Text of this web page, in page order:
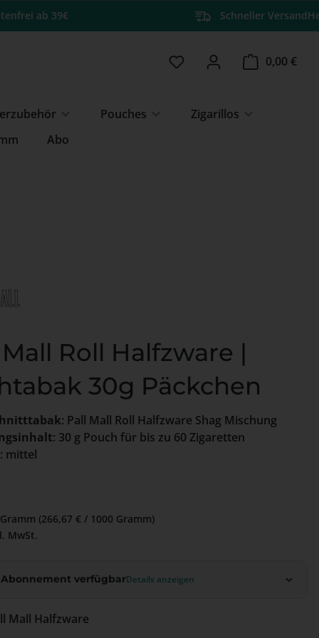
ab 39€ Schneller Versand
Du hast 0 Produkte auf
0,00 €
Pouches
Zigarillos
Abo
Roll Halfzware |
30g Päckchen
: Pall Mall Roll Halfzware Shag Mischung
: 30 g Pouch für bis zu 60 Zigaretten
: mittel
(266,67 € / 1000 Gramm)
MwSt.
verfügbarDetails anzeigen
Pall Mall Halfzware